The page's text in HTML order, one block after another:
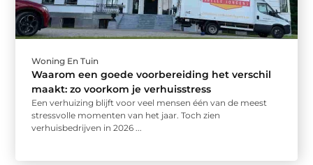
Woning En Tuin
Waarom een goede voorbereiding het verschil
maakt: zo voorkom je verhuisstress
Een verhuizing blijft voor veel mensen één van de meest
stressvolle momenten van het jaar. Toch zien
verhuisbedrijven in 2026 ...